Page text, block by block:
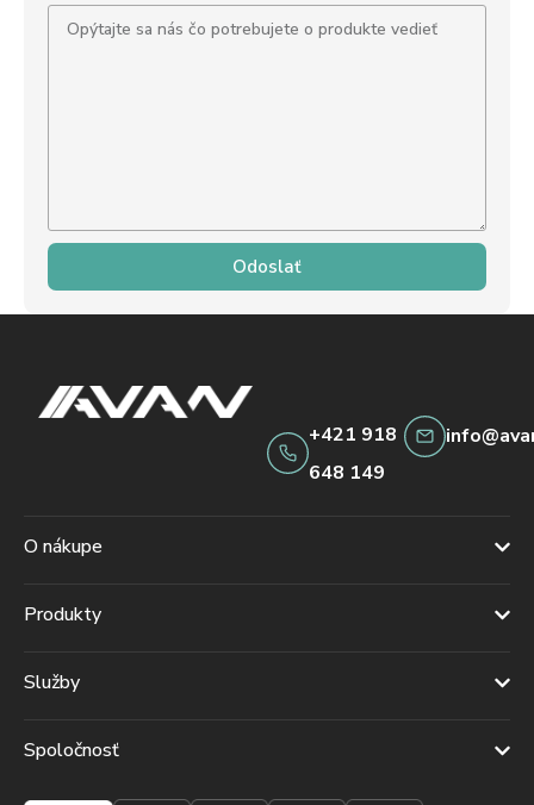
Odoslať
+421 918
648 149
O nákupe
Produkty
Služby
Spoločnosť